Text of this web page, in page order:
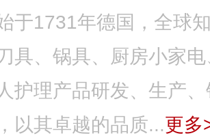
于1731年德国，全球
具、锅具、厨房小家
护理产品研发、生产
以其卓越的品质...更多